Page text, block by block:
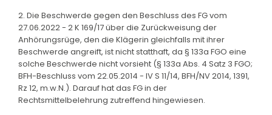
2. Die Beschwerde gegen den Beschluss des FG vom
27.06.2022 - 2 K 169/17 über die Zurückweisung der
Anhörungsrüge, den die Klägerin gleichfalls mit ihrer
Beschwerde angreift, ist nicht statthaft, da § 133a FGO eine
solche Beschwerde nicht vorsieht (§ 133a Abs. 4 Satz 3 FGO;
BFH-Beschluss vom 22.05.2014 - IV S 11/14, BFH/NV 2014, 1391,
Rz 12, m.w.N.). Darauf hat das FG in der
Rechtsmittelbelehrung zutreffend hingewiesen.